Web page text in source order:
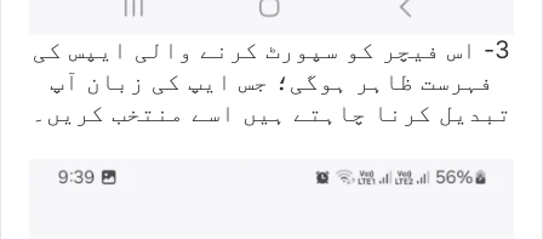
3- اس فیچر کو سپورٹ کرنے والی ایپس کی
فہرست ظاہر ہوگی؛ جس ایپ کی زبان آپ
تبدیل کرنا چاہتے ہیں اسے منتخب کریں۔